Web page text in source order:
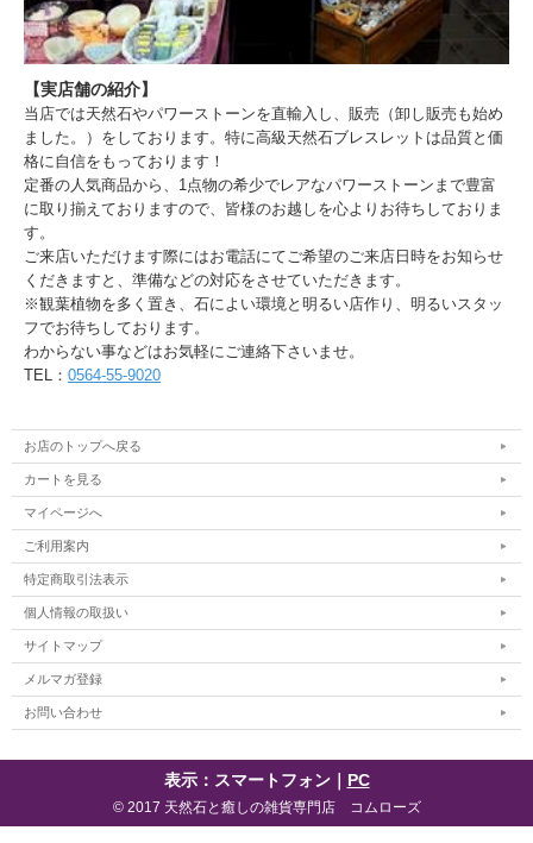
【実店舗の紹介】
当店では天然石やパワーストーンを直輸入し、販売（卸し販売も始め
ました。）をしております。特に高級天然石ブレスレットは品質と価
格に自信をもっております！
定番の人気商品から、1点物の希少でレアなパワーストーンまで豊富
に取り揃えておりますので、皆様のお越しを心よりお待ちしておりま
す。
ご来店いただけます際にはお電話にてご希望のご来店日時をお知らせ
くだきますと、準備などの対応をさせていただきます。
※観葉植物を多く置き、石によい環境と明るい店作り、明るいスタッ
フでお待ちしております。
わからない事などはお気軽にご連絡下さいませ。
TEL： 0564-55-9020
お店のトップへ戻る
カートを見る
マイページへ
ご利用案内
特定商取引法表示
個人情報の取扱い
サイトマップ
メルマガ登録
お問い合わせ
表示：スマートフォン｜ PC
© 2017 天然石と癒しの雑貨専門店 コムローズ